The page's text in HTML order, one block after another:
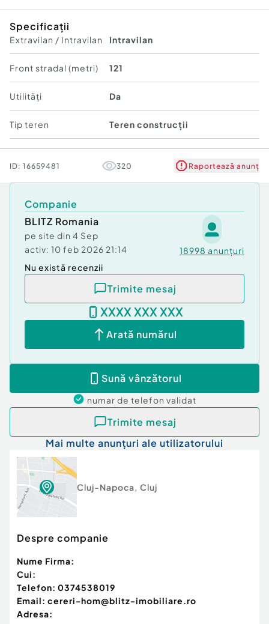
Specificații
Extravilan / Intravilan Intravilan
Front stradal (metri) 121
Utilități Da
Tip teren Teren construcții
ID: 16659481 320 Raportează anunț
Companie
BLITZ Romania
pe site din 4 Sep
activ: 10 feb 2026 21:14 18998 anunțuri
Nu există recenzii
Trimite mesaj
XXXX XXX XXX
Arată numărul
Sună vânzătorul
numar de telefon validat
Trimite mesaj
Mai multe anunțuri ale utilizatorului
Cluj-Napoca, Cluj
Despre companie
Nume Firma:
Cui:
Telefon: 0374538019
Email: cereri-hom@blitz-imobiliare.ro
Adresa: